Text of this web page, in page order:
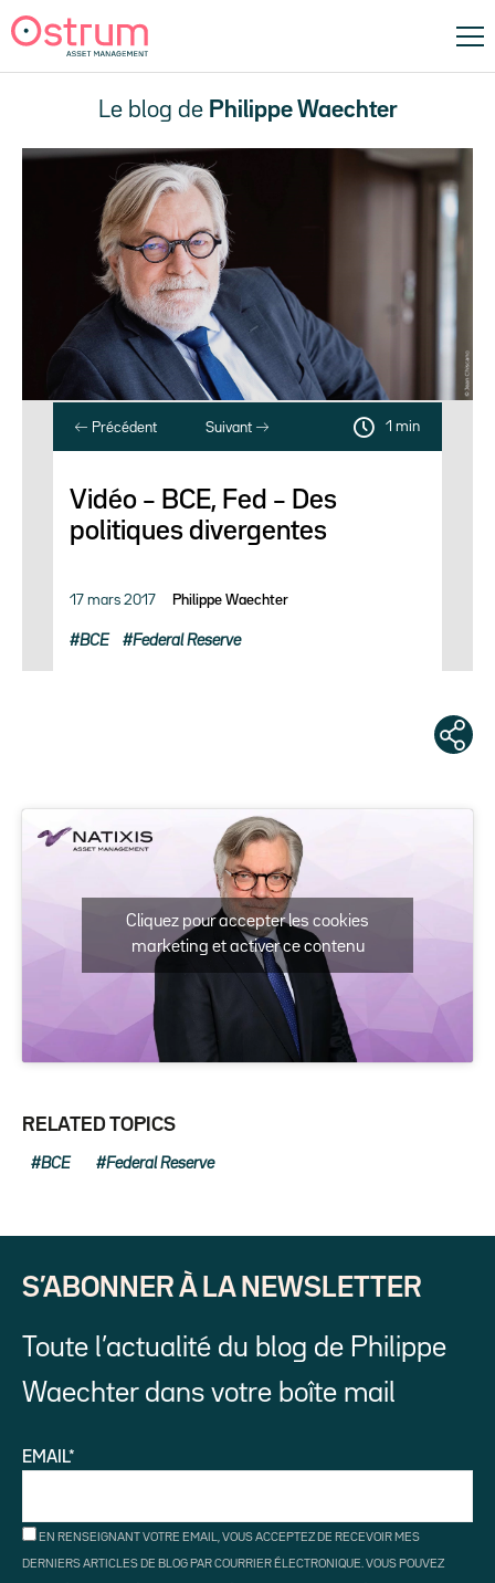
Le blog de Philippe Waechter
Précédent Suivant 1 min
Vidéo – BCE, Fed – Des
politiques divergentes
17 mars 2017 Philippe Waechter
BCE Federal Reserve
Cliquez pour accepter les cookies
marketing et activer ce contenu
RELATED TOPICS
BCE Federal Reserve
S’ABONNER À LA NEWSLETTER
Toute l’actualité du blog de Philippe
Waechter dans votre boîte mail
EMAIL*
EN RENSEIGNANT VOTRE EMAIL, VOUS ACCEPTEZ DE RECEVOIR MES
DERNIERS ARTICLES DE BLOG PAR COURRIER ÉLECTRONIQUE. VOUS POUVEZ